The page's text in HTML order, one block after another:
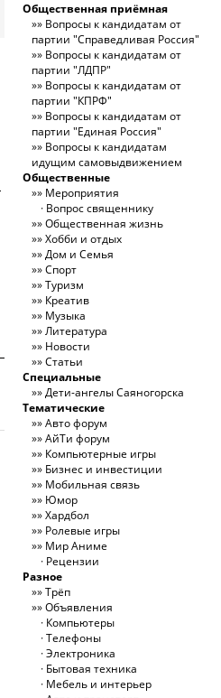
Общественная приёмная
Вопросы к кандидатам от
партии "Справедливая Россия"
Вопросы к кандидатам от
партии "ЛДПР"
Вопросы к кандидатам от
партии "КПРФ"
Вопросы к кандидатам от
партии "Единая Россия"
Вопросы к кандидатам
идущим самовыдвижением
Общественные
Мероприятия
Вопрос священнику
Общественная жизнь
Хобби и отдых
Дом и Семья
Спорт
Туризм
Креатив
Музыка
Литература
Новости
Статьи
Специальные
Дети-ангелы Саяногорска
Тематические
Авто форум
АйТи форум
Компьютерные игры
Бизнес и инвестиции
Мобильная связь
Юмор
Хардбол
Ролевые игры
Мир Аниме
Рецензии
Разное
Трёп
Объявления
Компьютеры
Телефоны
Электроника
Бытовая техника
Мебель и интерьер